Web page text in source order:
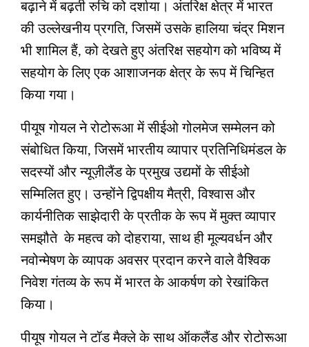
बढ़ाने में बढ़ती रुचि को दर्शाया। अंतरिक्ष क्षेत्र में भारत
की उल्लेखनीय प्रगति, जिसमें उसके हालिया चंद्र मिशन
भी शामिल हैं, को देखते हुए अंतरिक्ष सहयोग को भविष्य में
सहयोग के लिए एक आशाजनक क्षेत्र के रूप में चिन्हित
किया गया।
पीयूष गोयल ने रोटोरूआ में सीईओ गोलमेज सम्मेलन को
संबोधित किया, जिसमें भारतीय व्यापार प्रतिनिधिमंडल के
सदस्यों और न्यूज़ीलैंड के प्रमुख उद्यमों के सीईओ
सम्मिलित हुए। उन्होंने द्विपक्षीय मैत्री, विश्वास और
कार्यनीतिक साझेदारी के प्रतीक के रूप में मुक्त व्यापार
समझौते के महत्व को दोहराया, साथ ही मूल्यवर्धन और
नवोन्‍मेषण के व्यापक अवसर प्रदान करने वाले वैश्विक
निवेश गंतव्य के रूप में भारत के आकर्षण को रेखांकित
किया।
पीयूष गोयल ने टॉड मैक्ले के साथ ऑकलैंड और रोटोरूआ